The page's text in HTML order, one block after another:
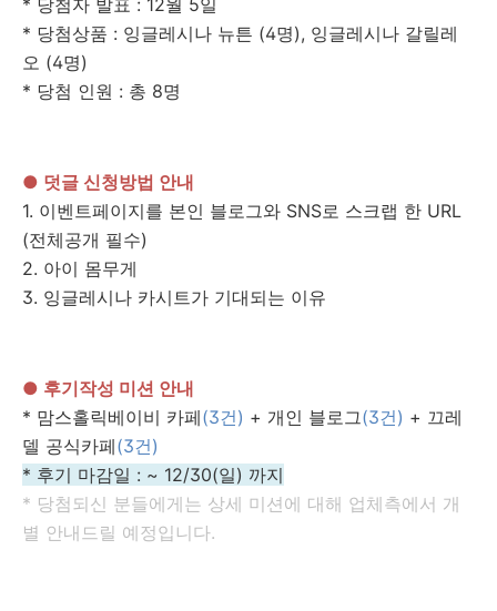
* 당첨자 발표 : 12월 5일
* 당첨상품 : 잉글레시나 뉴튼 (4명), 잉글레시나 갈릴레
오 (4명)
* 당첨 인원 : 총 8명
● 덧글 신청방법 안내
1. 이벤트페이지를 본인 블로그와 SNS로 스크랩 한 URL
(전체공개 필수)
2. 아이 몸무게
3. 잉글레시나 카시트가 기대되는 이유
● 후기작성 미션 안내
* 맘스홀릭베이비 카페(3건) + 개인 블로그(3건) + 끄레
델 공식카페(3건)
* 후기 마감일 : ~ 12/30(일) 까지
* 당첨되신 분들에게는 상세 미션에 대해 업체측에서 개
별 안내드릴 예정입니다.